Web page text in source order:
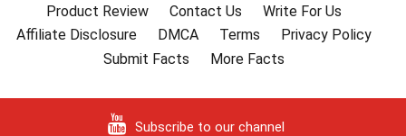
Product Review
Contact Us
Write For Us
Affiliate Disclosure
DMCA Terms
Privacy Policy
Submit Facts
More Facts
Subscribe to our channel